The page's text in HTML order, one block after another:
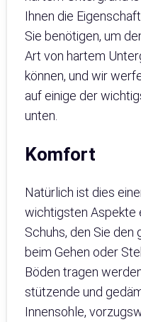
Ihnen die
Sie benötigen, um
Art von hartem
können, und wir
auf einige der
unten.
Komfort
Natürlich ist dies
wichtigsten Aspekte
Schuhs, den Sie den
beim Gehen oder
Böden tragen
stützende und
Innensohle,